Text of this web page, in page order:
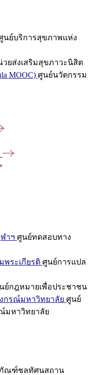
นย์บริการสุขภาพแห่ง
วยส่งเสริมสุขภาวะนิสิต
MOOC) ศูนย์นวัตกรรม
าฯ ศูนย์ทดสอบทาง
พระเกียรติ ศูนย์การแปล
ย์กฎหมายเพื่อประชาชน
กรณ์มหาวิทยาลัย ศูนย์
มหาวิทยาลัย
ณฑ์ชลทัศนสถาน